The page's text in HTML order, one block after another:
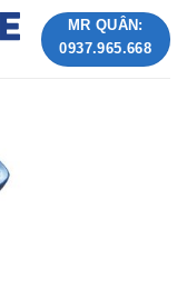
MR QUÂN:
0937.965.668